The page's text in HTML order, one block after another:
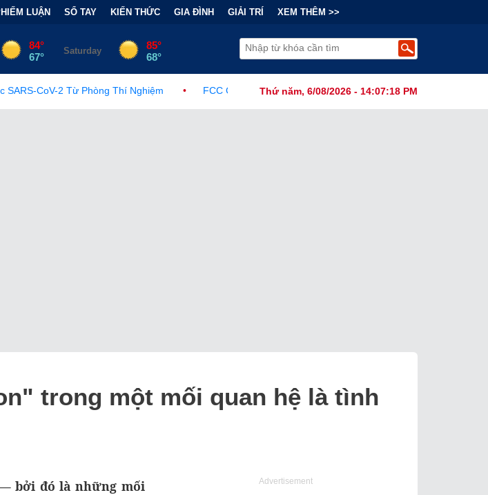
LUẬN SỔ TAY KIẾN THỨC GIA ĐÌNH GIẢI TRÍ XEM THÊM >>
Thứ năm, 6/08/2026 - 14:07:20 PM
Thí Nghiệm • FCC Chính Thức Ban Hành Lệnh Cấm Robot Hút Bụi Thông Minh Sản Xuất Tại
trong một mối quan hệ là tình
bởi đó là những mối
Advertisement